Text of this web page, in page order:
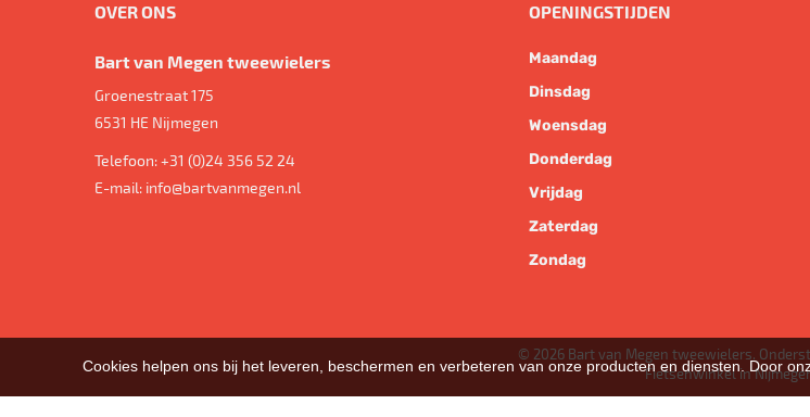
OVER ONS
Bart van Megen tweewielers
Groenestraat 175
6531 HE Nijmegen
Telefoon:+31 (0)24 356 52 24
E-mail: info@bartvanmegen.nl
OPENINGSTIJDEN
Maandag
Dinsdag
Woensdag
Donderdag
Vrijdag
Zaterdag
Zondag
© 2026 Bart van Megen tweewielers.
Fietsenwinkel in
Cookies helpen ons bij het leveren, beschermen en verbeteren van onze producten en diensten. Door